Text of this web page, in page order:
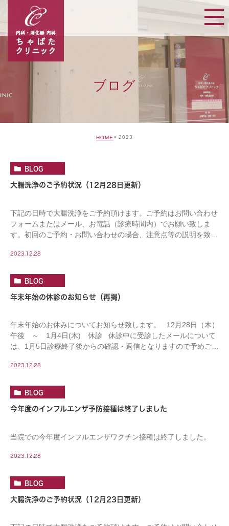
ブログ
HOME 2023
BLOG
大腸洗浄のご予約状況（12月28日更新）
下記の日時で大腸洗浄をご予約頂けます。ご予約はお問い合わせ
フォームまたはメール、お電話（診療時間内）でお願い致しま
す。初回のご予約・お問い合わせの場合、注意点等の説明を致し
2023.12.28
BLOG
年末年始の休診のお知らせ（再掲）
年末年始のお休みについてお知らせ致します。 12月28日（木）
午後 ～ 1月4日(木) 休診 休診中に受診したメールについて
は、1月5日診療終了後からの確認・返信となりますので予めご了
2023.12.28
BLOG
今年度のインフルエンザ予防接種は終了しました
当院での今年度インフルエンザワクチン接種は終了しました。
2023.12.28
BLOG
大腸洗浄のご予約状況（12月23日更新）